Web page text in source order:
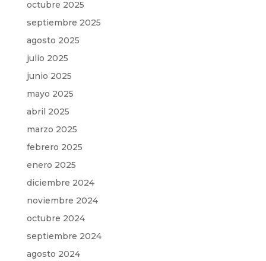
octubre 2025
septiembre 2025
agosto 2025
julio 2025
junio 2025
mayo 2025
abril 2025
marzo 2025
febrero 2025
enero 2025
diciembre 2024
noviembre 2024
octubre 2024
septiembre 2024
agosto 2024